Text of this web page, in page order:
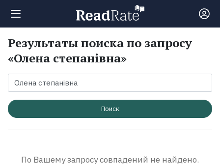
Поиск
Новости
Рейтинги
Результаты поиска по запросу
«Олена степанівна»
Поиск
По Вашему запросу совпадений не найдено.